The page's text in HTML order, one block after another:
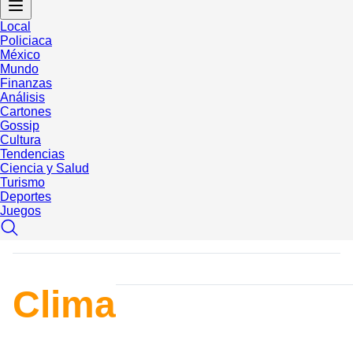
Local
Policiaca
México
Mundo
Finanzas
Análisis
Cartones
Gossip
Cultura
Tendencias
Ciencia y Salud
Turismo
Deportes
Juegos
Clima